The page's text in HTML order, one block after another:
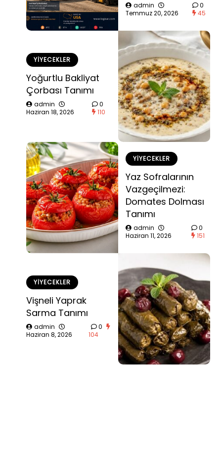
admin
Temmuz 20, 2026
0
45
YIYECEKLER
Yoğurtlu Bakliyat
Çorbası Tanımı
admin
Haziran 18, 2026
0
110
YIYECEKLER
Yaz Sofralarının
Vazgeçilmezi:
Domates Dolması
Tanımı
admin
Haziran 11, 2026
0
151
YIYECEKLER
Vişneli Yaprak
Sarma Tanımı
admin
Haziran 8, 2026
0
104